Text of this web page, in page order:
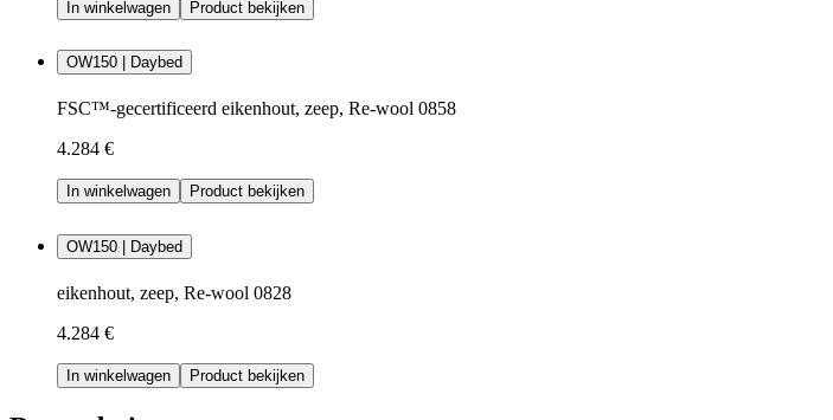
In winkelwagen Product bekijken
OW150 | Daybed
FSC™-gecertificeerd eikenhout, zeep, Re-wool 0858
4.284 €
In winkelwagen Product bekijken
OW150 | Daybed
eikenhout, zeep, Re-wool 0828
4.284 €
In winkelwagen Product bekijken